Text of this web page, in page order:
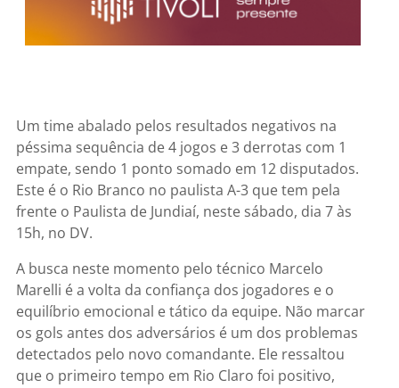
Um time abalado pelos resultados negativos na
péssima sequência de 4 jogos e 3 derrotas com 1
empate, sendo 1 ponto somado em 12 disputados.
Este é o Rio Branco no paulista A-3 que tem pela
frente o Paulista de Jundiaí, neste sábado, dia 7 às
15h, no DV.
A busca neste momento pelo técnico Marcelo
Marelli é a volta da confiança dos jogadores e o
equilíbrio emocional e tático da equipe. Não marcar
os gols antes dos adversários é um dos problemas
detectados pelo novo comandante. Ele ressaltou
que o primeiro tempo em Rio Claro foi positivo,